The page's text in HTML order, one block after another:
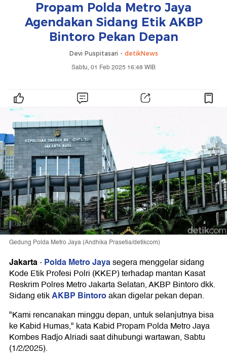
Propam Polda Metro Jaya
Agendakan Sidang Etik AKBP
Bintoro Pekan Depan
Devi Puspitasari - detikNews
Sabtu, 01 Feb 2025 16:48 WIB
Gedung Polda Metro Jaya (Andhika Prasetia/detikcom)
Jakarta-Polda Metro Jayasegera menggelar sidang
Kode Etik Profesi Polri (KKEP) terhadap mantan Kasat
Reskrim Polres Metro Jakarta Selatan, AKBP Bintoro dkk.
Sidang etikAKBP Bintoroakan digelar pekan depan.
"Kami rencanakan minggu depan, untuk selanjutnya bisa
ke Kabid Humas," kata Kabid Propam Polda Metro Jaya
Kombes Radjo Alriadi saat dihubungi wartawan, Sabtu
(1/2/2025).